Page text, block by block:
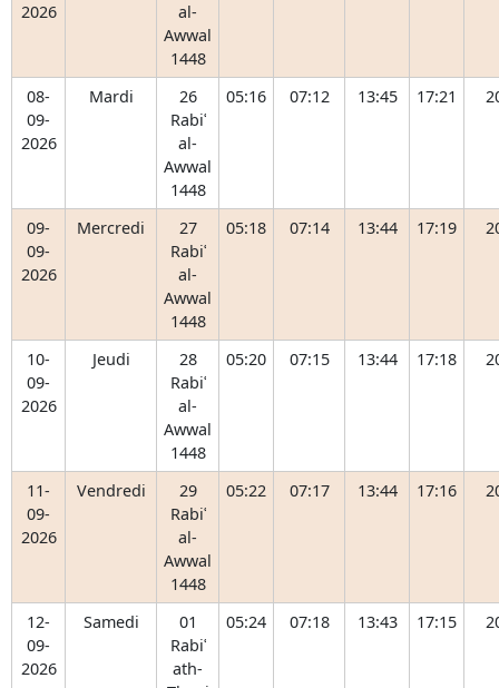
2026
al-
Awwal
1448
08-
09-
2026
Mardi
26
Rabiʿ
al-
Awwal
1448
05:16 07:12 13:45 17:21
09-
09-
2026
Mercredi
27
Rabiʿ
al-
Awwal
1448
05:18 07:14 13:44 17:19
10-
09-
2026
Jeudi
28
Rabiʿ
al-
Awwal
1448
05:20 07:15 13:44 17:18
11-
09-
2026
Vendredi
29
Rabiʿ
al-
Awwal
1448
05:22 07:17 13:44 17:16
12-
09-
2026
Samedi
01
Rabiʿ
ath-
05:24 07:18 13:43 17:15